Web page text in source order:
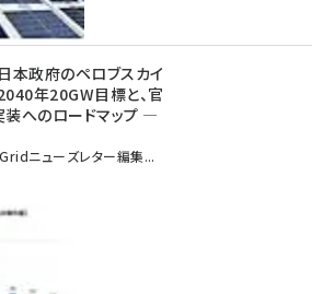
本政府のペロブスカイ
年20GW目標と、官
へのロードマップ ―
ニューズレター編集...